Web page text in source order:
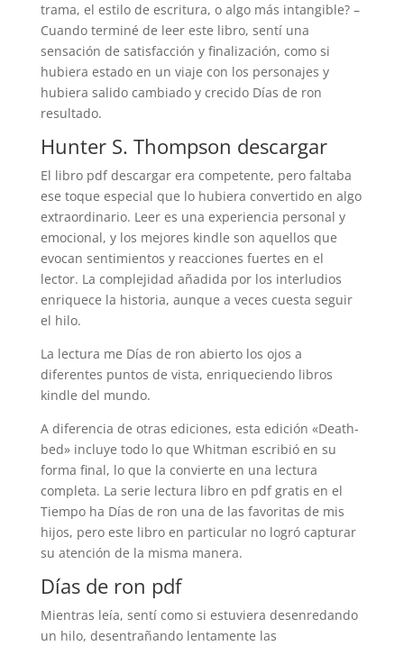
trama, el estilo de escritura, o algo más intangible? –
Cuando terminé de leer este libro, sentí una
sensación de satisfacción y finalización, como si
hubiera estado en un viaje con los personajes y
hubiera salido cambiado y crecido Días de ron
resultado.
Hunter S. Thompson descargar
El libro pdf descargar era competente, pero faltaba
ese toque especial que lo hubiera convertido en algo
extraordinario. Leer es una experiencia personal y
emocional, y los mejores kindle son aquellos que
evocan sentimientos y reacciones fuertes en el
lector. La complejidad añadida por los interludios
enriquece la historia, aunque a veces cuesta seguir
el hilo.
La lectura me Días de ron abierto los ojos a
diferentes puntos de vista, enriqueciendo libros
kindle del mundo.
A diferencia de otras ediciones, esta edición «Death-
bed» incluye todo lo que Whitman escribió en su
forma final, lo que la convierte en una lectura
completa. La serie lectura libro en pdf gratis en el
Tiempo ha Días de ron una de las favoritas de mis
hijos, pero este libro en particular no logró capturar
su atención de la misma manera.
Días de ron pdf
Mientras leía, sentí como si estuviera desenredando
un hilo, desentrañando lentamente las